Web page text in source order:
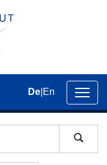
der
De En